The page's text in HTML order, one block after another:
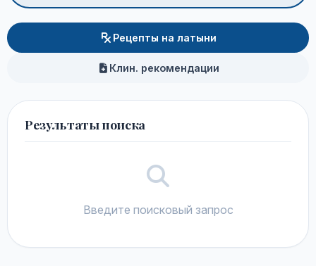
Рецепты на латыни
Клин. рекомендации
Результаты поиска
Введите поисковый запрос